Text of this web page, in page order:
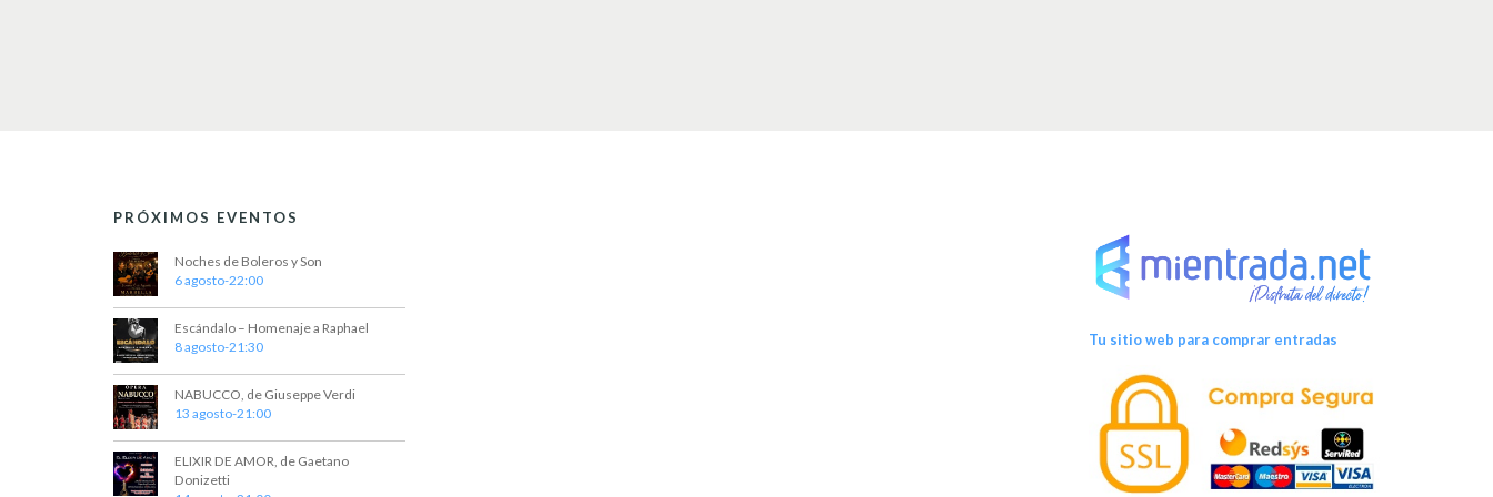
PRÓXIMOS EVENTOS
Noches de Boleros y Son
6 agosto-22:00
Escándalo – Homenaje a Raphael
8 agosto-21:30
NABUCCO, de Giuseppe Verdi
13 agosto-21:00
ELIXIR DE AMOR, de Gaetano
Donizetti
Tu sitio web para comprar entradas